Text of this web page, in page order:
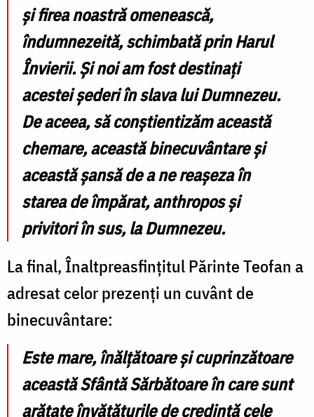
și firea noastră omenească,
îndumnezeită, schimbată prin Harul
Învierii. Și noi am fost destinați
acestei șederi în slava lui Dumnezeu.
De aceea, să conștientizăm această
chemare, această binecuvântare și
această șansă de a ne reașeza în
starea de împărat, anthropos și
privitori în sus, la Dumnezeu.
La final, Înaltpreasfințitul Părinte Teofan a
adresat celor prezenți un cuvânt de
binecuvântare:
Este mare, înălțătoare și cuprinzătoare
această Sfântă Sărbătoare în care sunt
arătate învățăturile de credință cele